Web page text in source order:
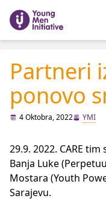
Partneri
ponovo
4 Oktobra, 2022 YMI
29.9. 2022. CARE
Banja Luke
Mostara (Youth
Sarajevu.